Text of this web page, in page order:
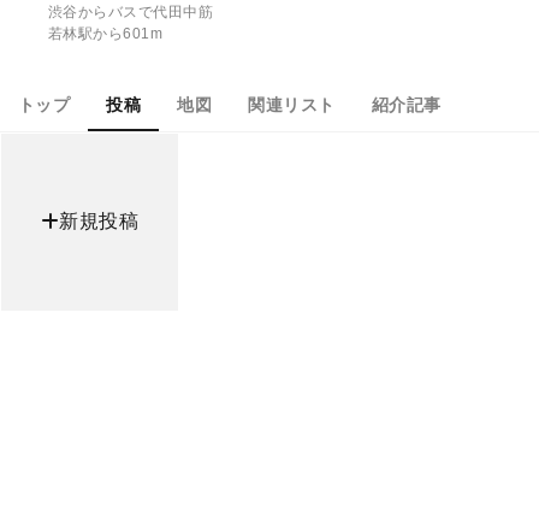
渋谷からバスで代田中筋
若林駅から601m
トップ 投稿 地図 関連リスト 紹介記事
新規投稿